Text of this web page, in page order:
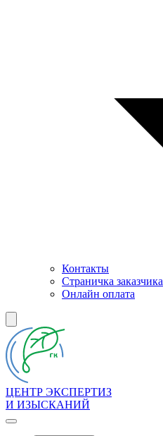
Контакты
Страничка заказчика
Онлайн оплата
ЦЕНТР ЭКСПЕРТИЗ
И ИЗЫСКАНИЙ